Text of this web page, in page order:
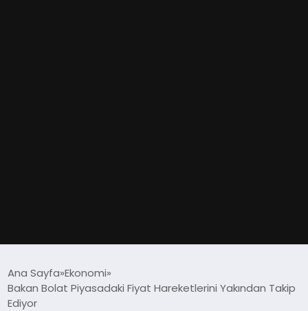
DÜNYA
Ana Sayfa Ekonomi
Bakan Bolat Piyasadaki Fiyat Hareketlerini Yakından Takip
Ediyor